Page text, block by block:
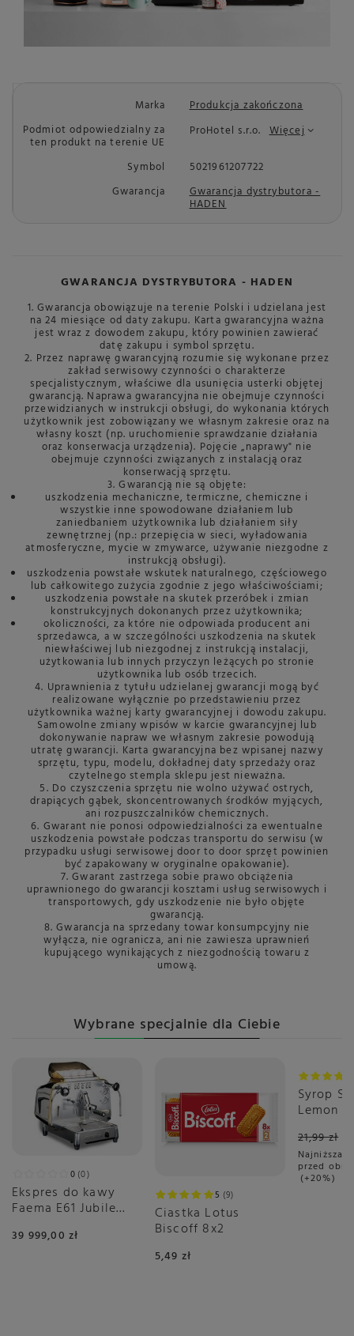
Marka
Produkcja zakończona
Podmiot odpowiedzialny za
ten produkt na terenie UE
ProHotel s.r.o. Więcej
Symbol
5021961207722
Gwarancja
Gwarancja dystrybutora -
HADEN
GWARANCJA DYSTRYBUTORA - HADEN
1. Gwarancja obowiązuje na terenie Polski i udzielana jest
na 24 miesiące od daty zakupu. Karta gwarancyjna ważna
jest wraz z dowodem zakupu, który powinien zawierać
datę zakupu i symbol sprzętu.
2. Przez naprawę gwarancyjną rozumie się wykonane przez
zakład serwisowy czynności o charakterze
specjalistycznym, właściwe dla usunięcia usterki objętej
gwarancją. Naprawa gwarancyjna nie obejmuje czynności
przewidzianych w instrukcji obsługi, do wykonania których
użytkownik jest zobowiązany we własnym zakresie oraz na
własny koszt (np. uruchomienie sprawdzanie działania
oraz konserwacja urządzenia). Pojęcie „naprawy" nie
obejmuje czynności związanych z instalacją oraz
konserwacją sprzętu.
3. Gwarancją nie są objęte:
uszkodzenia mechaniczne, termiczne, chemiczne i
wszystkie inne spowodowane działaniem lub
zaniedbaniem użytkownika lub działaniem siły
zewnętrznej (np.: przepięcia w sieci, wyładowania
atmosferyczne, mycie w zmywarce, używanie niezgodne z
instrukcją obsługi).
uszkodzenia powstałe wskutek naturalnego, częściowego
lub całkowitego zużycia zgodnie z jego właściwościami;
uszkodzenia powstałe na skutek przeróbek i zmian
konstrukcyjnych dokonanych przez użytkownika;
okoliczności, za które nie odpowiada producent ani
sprzedawca, a w szczególności uszkodzenia na skutek
niewłaściwej lub niezgodnej z instrukcją instalacji,
użytkowania lub innych przyczyn leżących po stronie
użytkownika lub osób trzecich.
4. Uprawnienia z tytułu udzielanej gwarancji mogą być
realizowane wyłącznie po przedstawieniu przez
użytkownika ważnej karty gwarancyjnej i dowodu zakupu.
Samowolne zmiany wpisów w karcie gwarancyjnej lub
dokonywanie napraw we własnym zakresie powodują
utratę gwarancji. Karta gwarancyjna bez wpisanej nazwy
sprzętu, typu, modelu, dokładnej daty sprzedaży oraz
czytelnego stempla sklepu jest nieważna.
5. Do czyszczenia sprzętu nie wolno używać ostrych,
drapiących gąbek, skoncentrowanych środków myjących,
ani rozpuszczalników chemicznych.
6. Gwarant nie ponosi odpowiedzialności za ewentualne
uszkodzenia powstałe podczas transportu do serwisu (w
przypadku usługi serwisowej door to door sprzęt powinien
być zapakowany w oryginalne opakowanie).
7. Gwarant zastrzega sobie prawo obciążenia
uprawnionego do gwarancji kosztami usług serwisowych i
transportowych, gdy uszkodzenie nie było objęte
gwarancją.
8. Gwarancja na sprzedany towar konsumpcyjny nie
wyłącza, nie ogranicza, ani nie zawiesza uprawnień
kupującego wynikających z niezgodnością towaru z
umową.
Wybrane specjalnie dla Ciebie
0 0
Ekspres do kawy
Faema E61 Jubile
grupowy
39 999,00 zł
5 9
Ciastka Lotus
Biscoff 8x2
5,49 zł
Okazja
Syrop
Lemon
21,99 zł
Najniższa
przed
+20%